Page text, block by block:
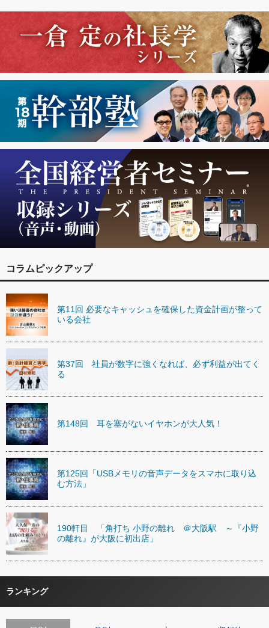
コラムピックアップ
第11回 必要なキャッシュを確保した資金計画が整って
いる会社
第37回 社員が数字に強くなれば、必ず利益が出てく
る
第148回 耳を塞がないイヤホンが大人気！
第125回「USBメモリの音声データをスマホに取り込
む方法」
190軒目 「角打ち 小野の離れ ＠大阪駅 ～『小野
の離れ』が大阪に初出店」
ランキング